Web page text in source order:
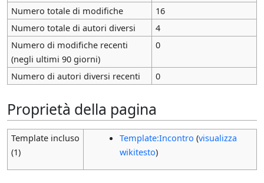
Numero totale di modifiche
16
Numero totale di autori diversi
4
Numero di modifiche recenti
(negli ultimi 90 giorni)
0
Numero di autori diversi recenti 0
Proprietà della pagina
Template incluso
(1)
Template:Incontro (visualizza
wikitesto)